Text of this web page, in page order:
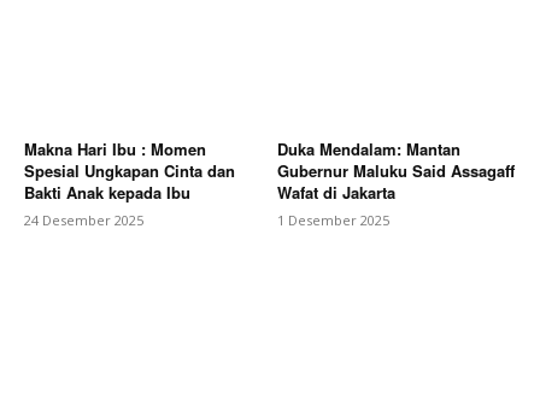
Makna Hari Ibu : Momen
Spesial Ungkapan Cinta dan
Bakti Anak kepada Ibu
24 Desember 2025
Duka Mendalam: Mantan
Gubernur Maluku Said Assagaff
Wafat di Jakarta
1 Desember 2025